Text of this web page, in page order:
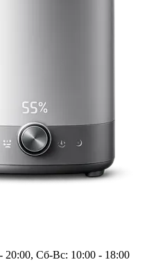
Сб-Вс: 10:00 - 18:00